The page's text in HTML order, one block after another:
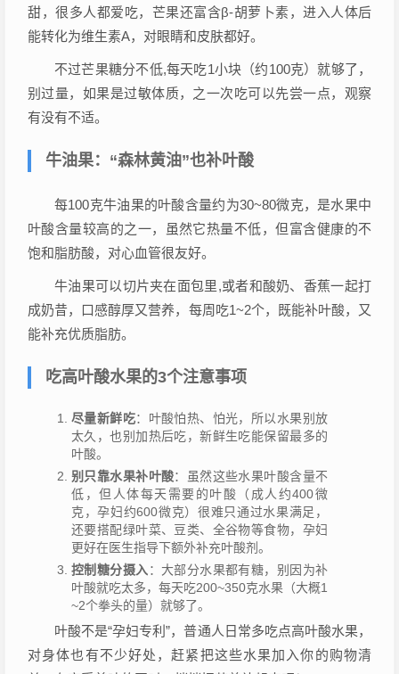
甜，很多人都爱吃，芒果还富含β-胡萝卜素，进入人体后
能转化为维生素A，对眼睛和皮肤都好。
不过芒果糖分不低,每天吃1小块（约100克）就够了，
别过量，如果是过敏体质，之一次吃可以先尝一点，观察
有没有不适。
牛油果：“森林黄油”也补叶酸
每100克牛油果的叶酸含量约为30~80微克，是水果中
叶酸含量较高的之一，虽然它热量不低，但富含健康的不
饱和脂肪酸，对心血管很友好。
牛油果可以切片夹在面包里,或者和酸奶、香蕉一起打
成奶昔，口感醇厚又营养，每周吃1~2个，既能补叶酸，又
能补充优质脂肪。
吃高叶酸水果的3个注意事项
尽量新鲜吃：叶酸怕热、怕光，所以水果别放
太久，也别加热后吃，新鲜生吃能保留最多的
叶酸。
别只靠水果补叶酸：虽然这些水果叶酸含量不
低，但人体每天需要的叶酸（成人约400微
克，孕妇约600微克）很难只通过水果满足，
还要搭配绿叶菜、豆类、全谷物等食物，孕妇
更好在医生指导下额外补充叶酸剂。
控制糖分摄入 ：大部分水果都有糖，别因为补
叶酸就吃太多，每天吃200~350克水果（大概1
~2个拳头的量）就够了。
叶酸不是“孕妇专利”，普通人日常多吃点高叶酸水果，
对身体也有不少好处，赶紧把这些水果加入你的购物清